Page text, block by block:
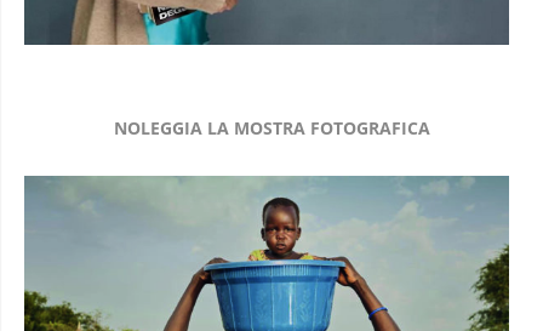
NOLEGGIA LA MOSTRA FOTOGRAFICA